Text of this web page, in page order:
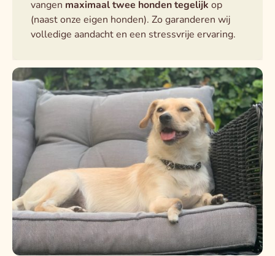
vangen maximaal twee honden tegelijk op
(naast onze eigen honden). Zo garanderen wij
volledige aandacht en een stressvrije ervaring.